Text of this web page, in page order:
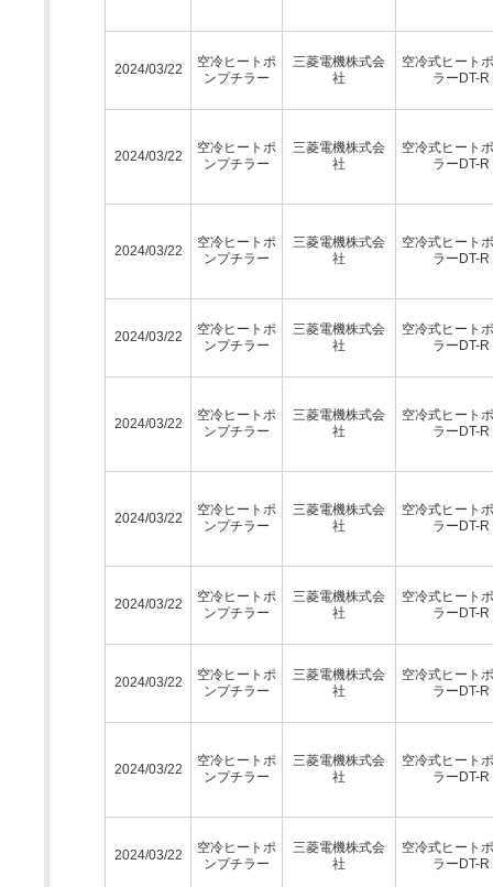
2024/03/22
空冷ヒートポ
ンプチラー
三菱電機株式会
社
空冷式ヒート
ラーDT-
2024/03/22
空冷ヒートポ
ンプチラー
三菱電機株式会
社
空冷式ヒート
ラーDT-
2024/03/22
空冷ヒートポ
ンプチラー
三菱電機株式会
社
空冷式ヒート
ラーDT-
2024/03/22
空冷ヒートポ
ンプチラー
三菱電機株式会
社
空冷式ヒート
ラーDT-
2024/03/22
空冷ヒートポ
ンプチラー
三菱電機株式会
社
空冷式ヒート
ラーDT-
2024/03/22
空冷ヒートポ
ンプチラー
三菱電機株式会
社
空冷式ヒート
ラーDT-
2024/03/22
空冷ヒートポ
ンプチラー
三菱電機株式会
社
空冷式ヒート
ラーDT-
2024/03/22
空冷ヒートポ
ンプチラー
三菱電機株式会
社
空冷式ヒート
ラーDT-
2024/03/22
空冷ヒートポ
ンプチラー
三菱電機株式会
社
空冷式ヒート
ラーDT-
2024/03/22
空冷ヒートポ
ンプチラー
三菱電機株式会
社
空冷式ヒート
ラーDT-